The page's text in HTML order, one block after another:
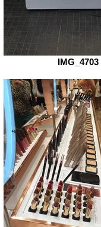
IMG_4703